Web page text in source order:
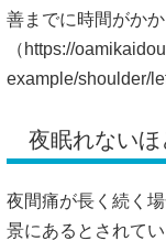
善までに時間がか
（ https://
example/shoulder/
夜眠れないほ
夜間痛が長く続く
景にあるとされて